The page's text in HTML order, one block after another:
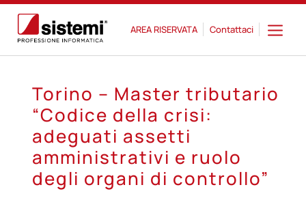
AREA RISERVATA Contattaci
Torino – Master tributario
“Codice della crisi:
adeguati assetti
amministrativi e ruolo
degli organi di controllo”